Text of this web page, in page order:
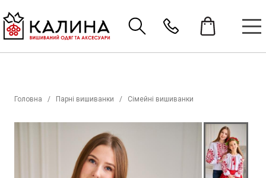
Головна Парні вишиванки Сімейні вишиванки